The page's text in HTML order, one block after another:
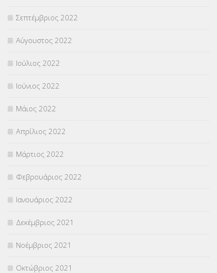
Σεπτέμβριος 2022
Αύγουστος 2022
Ιούλιος 2022
Ιούνιος 2022
Μάιος 2022
Απρίλιος 2022
Μάρτιος 2022
Φεβρουάριος 2022
Ιανουάριος 2022
Δεκέμβριος 2021
Νοέμβριος 2021
Οκτώβριος 2021